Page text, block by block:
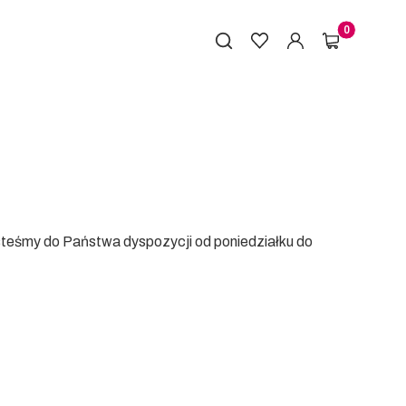
Produkty w
do Państwa dyspozycji od poniedziałku do